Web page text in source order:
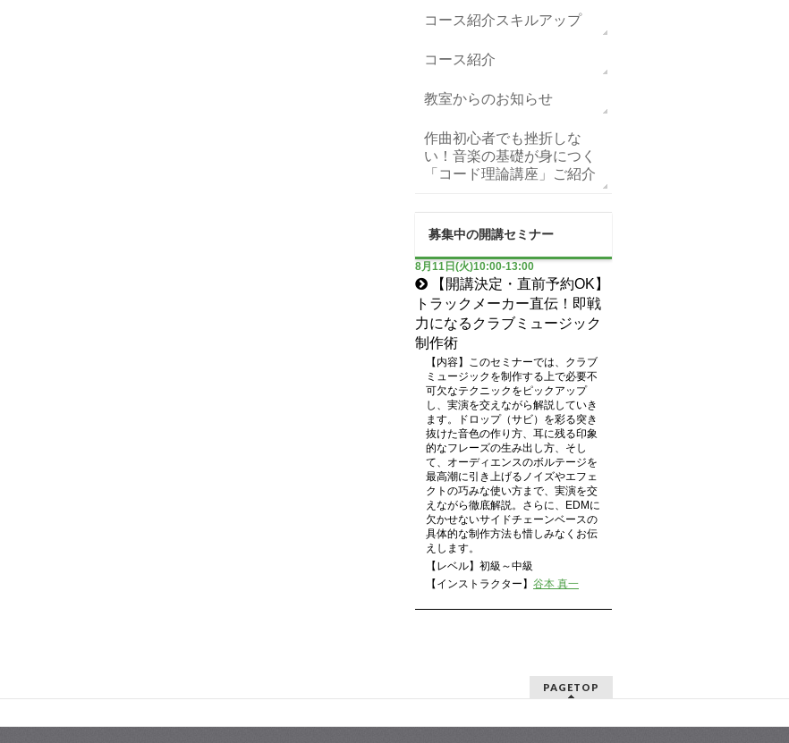
コース紹介スキルアップ
コース紹介
教室からのお知らせ
作曲初心者でも挫折しな
い！音楽の基礎が身につく
「コード理論講座」ご紹介
募集中の開講セミナー
8月11日(火)10:00-13:00
【開講決定・直前予約OK】
トラックメーカー直伝！即戦
力になるクラブミュージック
制作術
【内容】このセミナーでは、クラブ
ミュージックを制作する上で必要不
可欠なテクニックをピックアップ
し、実演を交えながら解説していき
ます。ドロップ（サビ）を彩る突き
抜けた音色の作り方、耳に残る印象
的なフレーズの生み出し方、そし
て、オーディエンスのボルテージを
最高潮に引き上げるノイズやエフェ
クトの巧みな使い方まで、実演を交
えながら徹底解説。さらに、EDMに
欠かせないサイドチェーンベースの
具体的な制作方法も惜しみなくお伝
えします。
【レベル】初級～中級
【インストラクター】 谷本 真一
PAGETOP